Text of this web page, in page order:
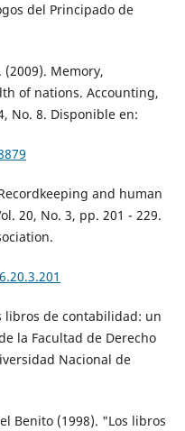
del Principado de
(2009). Memory,
of nations. Accounting,
No. 8. Disponible en:
and human
20, No. 3, pp. 201 - 229.
libros de contabilidad: un
la Facultad de Derecho
Nacional de
Benito (1998). "Los libros